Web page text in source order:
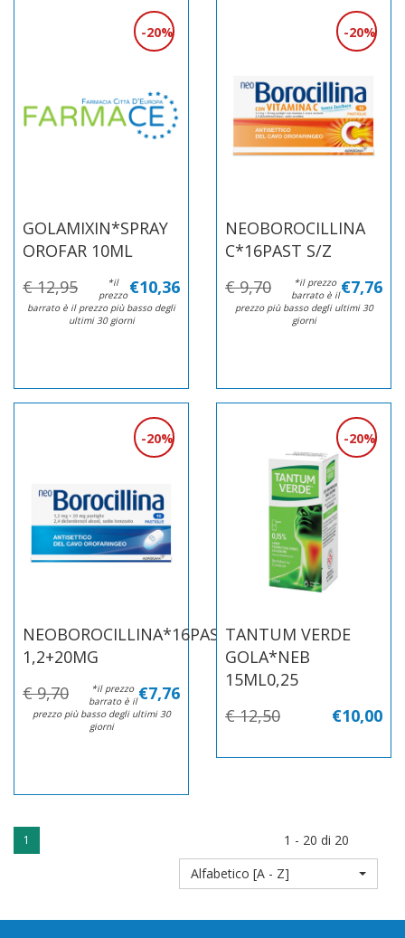
GOLAMIXIN*SPRAY
OROFAR 10ML
20%
€ 12,95 €10,36
*il
prezzo
barrato è il prezzo più basso degli
ultimi 30 giorni
NEOBOROCILLINA
C*16PAST S/Z
20%
€ 9,70 €7,76
*il prezzo
barrato è il
prezzo più basso degli ultimi 30
giorni
NEOBOROCILLINA*16PAST
1,2+20MG
20%
€ 9,70 €7,76
*il prezzo
barrato è il
prezzo più basso degli ultimi 30
giorni
TANTUM VERDE
GOLA*NEB
15ML0,25
20%
€ 12,50 €10,00
1
1 - 20 di 20
Alfabetico [A - Z]